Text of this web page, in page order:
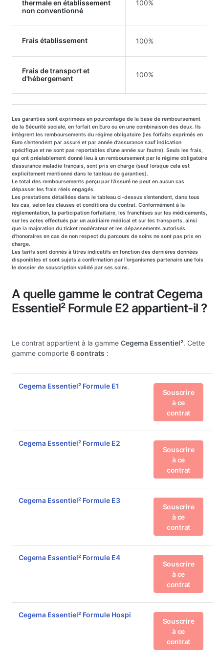
thermale en établissement
non conventionné
100%
Frais établissement 100%
Frais de transport et
d'hébergement
100%
Les garanties sont exprimées en pourcentage de la base de remboursement
de la Sécurité sociale, en forfait en Euro ou en une combinaison des deux. Ils
intègrent les remboursements du régime obligatoire (les forfaits exprimés en
Euro s’entendent par assuré et par année d’assurance sauf indication
spécifique et ne sont pas reportables d’une année sur l’autre). Seuls les frais,
qui ont préalablement donné lieu à un remboursement par le régime obligatoire
d’assurance maladie français, sont pris en charge (sauf lorsque cela est
explicitement mentionné dans le tableau de garanties).
Le total des remboursements perçu par l’Assuré ne peut en aucun cas
dépasser les frais réels engagés.
Les prestations détaillées dans le tableau ci-dessus s’entendent, dans tous
les cas, selon les clauses et conditions du contrat. Conformément à la
règlementation, la participation forfaitaire, les franchises sur les médicaments,
sur les actes effectués par un auxiliaire médical et sur les transports, ainsi
que la majoration du ticket modérateur et les dépassements autorisés
d’honoraires en cas de non respect du parcours de soins ne sont pas pris en
charge.
Les tarifs sont donnés à titres indicatifs en fonction des dernières données
disponibles et sont sujets à confirmation par l'organismes partenaire une fois
le dossier de souscription validé par ses soins.
A quelle gamme le contrat Cegema
Essentiel² Formule E2 appartient-il ?
Le contrat appartient à la gamme Cegema Essentiel². Cette
gamme comporte 6 contrats :
Cegema Essentiel² Formule E1
Souscrire
à ce
contrat
Cegema Essentiel² Formule E2
Souscrire
à ce
contrat
Cegema Essentiel² Formule E3
Souscrire
à ce
contrat
Cegema Essentiel² Formule E4
Souscrire
à ce
contrat
Cegema Essentiel² Formule Hospi
Souscrire
à ce
contrat